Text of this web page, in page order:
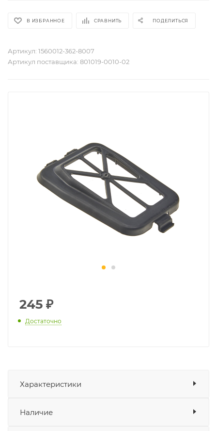
В ИЗБРАННОЕ СРАВНИТЬ ПОДЕЛИТЬСЯ
Артикул: 1560012-362-8007
Артикул поставщика: 801019-0010-02
245 ₽
Достаточно
Характеристики
Подходит для
Наличие